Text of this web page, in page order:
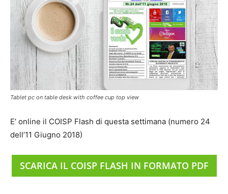
Tablet pc on table desk with coffee cup top view
E’ online il COISP Flash di questa settimana (numero 24
dell’11 Giugno 2018)
SCARICA IL COISP FLASH IN FORMATO PDF